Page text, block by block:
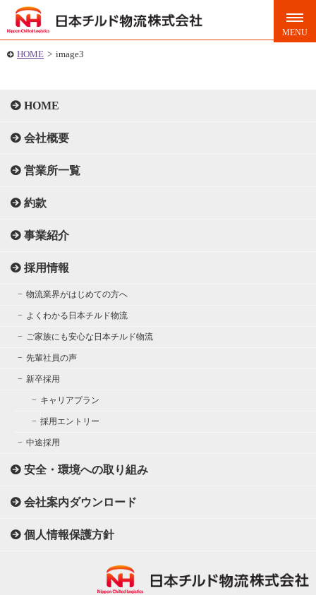
HOME > image3
HOME
会社概要
営業所一覧
約款
事業紹介
採用情報
物流業界がはじめての方へ
よくわかる日本チルド物流
ご家族にも安心な日本チルド物流
先輩社員の声
新卒採用
キャリアプラン
採用エントリー
中途採用
安全・環境への取り組み
会社案内ダウンロード
個人情報保護方針